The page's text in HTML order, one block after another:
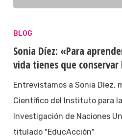
BLOG
Sonia Díez: «Para
vida tienes que
Entrevistamos a Sonia Díez,
Científico del Instituto para
Investigación de Naciones
titulado "EducAcción"